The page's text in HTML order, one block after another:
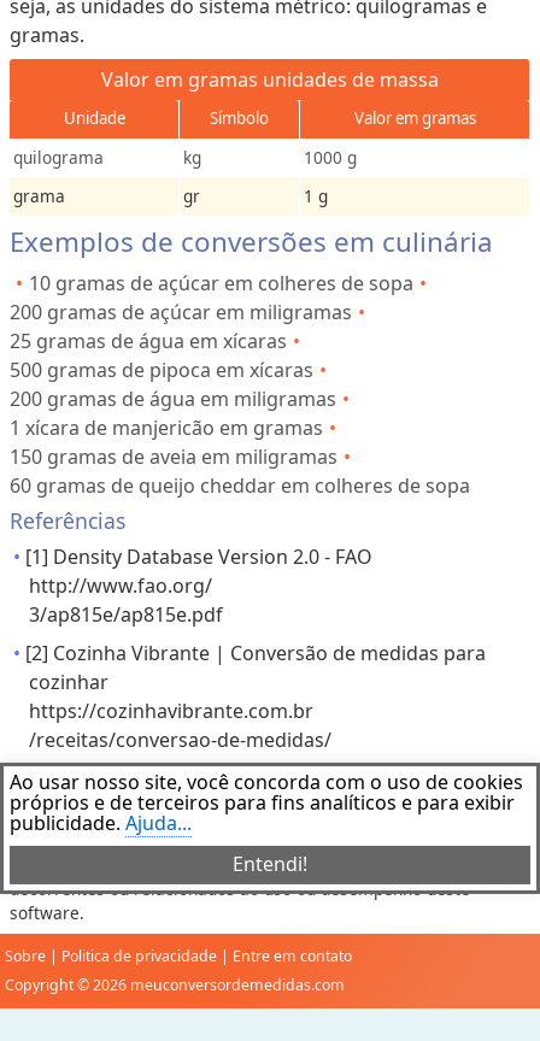
seja, as unidades do sistema métrico: quilogramas e
gramas.
Valor em gramas unidades de massa
Unidade Símbolo Valor em gramas
quilograma kg
1000 g
grama
gr 1 g
Exemplos de conversões em culinária
10 gramas de açúcar em colheres de sopa
200 gramas de açúcar em miligramas
25 gramas de água em xícaras
500 gramas de pipoca em xícaras
200 gramas de água em miligramas
1 xícara de manjericão em gramas
150 gramas de aveia em miligramas
60 gramas de queijo cheddar em colheres de sopa
Referências
[1] Density Database Version 2.0 - FAO
http://www.fao.org/
3/ap815e/ap815e.pdf
[2] Cozinha Vibrante | Conversão de medidas para
cozinhar
https://cozinhavibrante.com.br
/receitas/conversao-de-medidas/
Aviso Legal
Este software de aplicação foi desenvolvido apenas para fins
educacionais. Não nos responsabilizamos por quaisquer danos
especiais, incidentais, indiretos ou conseqüentes de qualquer tipo
decorrentes ou relacionados ao uso ou desempenho deste
software.
Sobre| Politica de privacidade| Entre em contato
Copyright © 2026 meuconversordemedidas.com
Ao usar nosso site, você concorda com o uso de cookies
próprios e de terceiros para fins analíticos e para exibir
publicidade. Ajuda...
Entendi!